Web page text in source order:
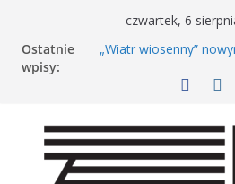
czwartek, 6
Ostatnie
wpisy:
„Wiatr wiosenny”
Rowerem po
porównał polską i
Tuż przed wizytą
ambasador Węgier
Majówka w